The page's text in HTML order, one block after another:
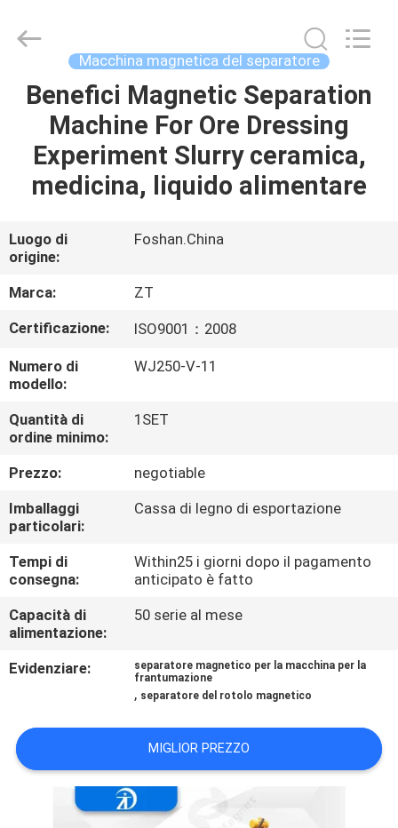
CASA
PRODOTTI
NOI
GIRO
DELLA
FABBRICA
CONTROLLO
DI
QUALITÀ
CONTATTICI
NOTIZIE
E
CONOSCENZE
MAPPA
Machinery
Reserved.
Macchina magnetica del separatore
Benefici Magnetic Separation
Machine For Ore Dressing
Experiment Slurry ceramica,
medicina, liquido alimentare
Luogo di
origine:
Foshan.China
Marca:
ZT
Certificazione:
ISO9001：2008
Numero di
modello:
WJ250-V-11
Quantità di
ordine minimo:
1SET
Prezzo:
negotiable
Imballaggi
particolari:
Cassa di legno di esportazione
Tempi di
consegna:
Within25 i giorni dopo il pagamento
anticipato è fatto
Capacità di
alimentazione:
50 serie al mese
Evidenziare:
separatore magnetico per la macchina per la
frantumazione
, separatore del rotolo magnetico
MIGLIOR PREZZO